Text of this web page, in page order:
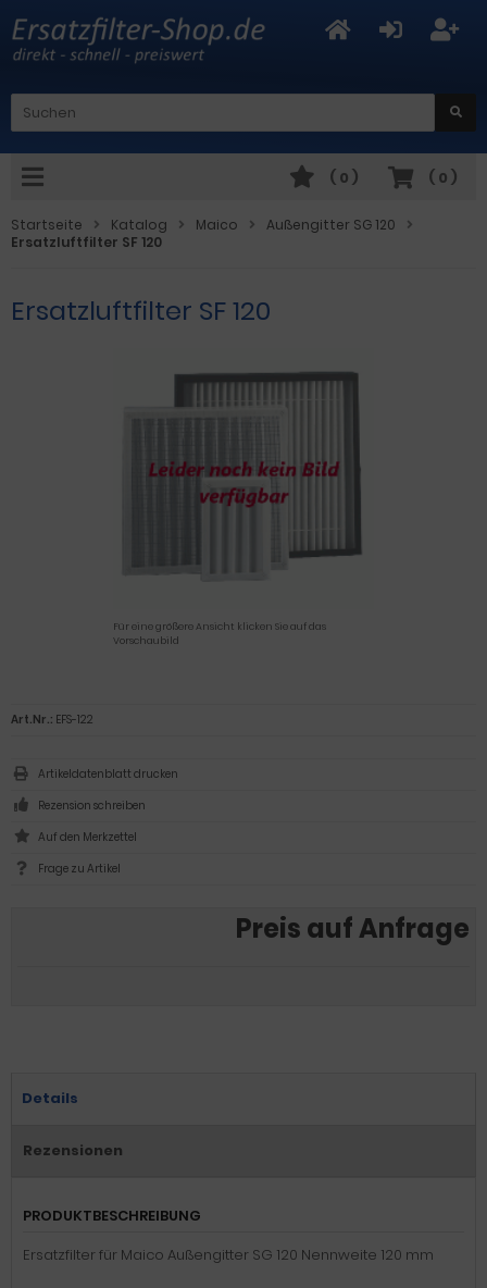
( 0 )
( 0 )
Startseite Katalog Maico
Außengitter SG 120
Ersatzluftfilter SF 120
Ersatzluftfilter SF 120
Für eine größere Ansicht klicken Sie auf das
Vorschaubild
Preis auf Anfrage
Art.Nr.: EFS-122
Artikeldatenblatt drucken
Rezension schreiben
Frage zu Artikel
Details
Rezensionen
PRODUKTBESCHREIBUNG
Ersatzfilter für Maico Außengitter SG 120 Nennweite 120 mm